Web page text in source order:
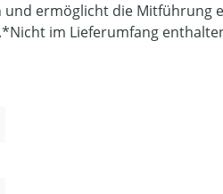
ermöglicht die Mitführung
im Lieferumfang